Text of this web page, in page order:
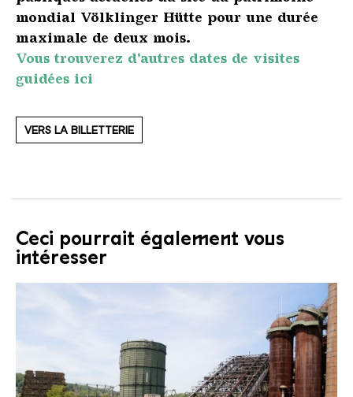
mondial Völklinger Hütte pour une durée
maximale de deux mois.
Vous trouverez d'autres dates de visites
guidées ici
VERS LA BILLETTERIE
Ceci pourrait également vous
intéresser